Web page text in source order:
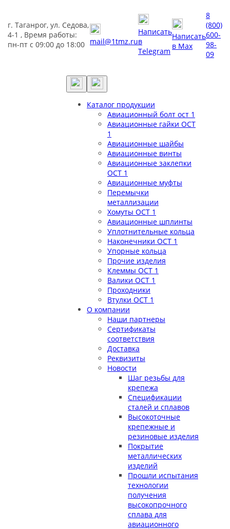
г. Таганрог, ул. Седова,
4-1 , Время работы:
пн-пт с 09:00 до 18:00 mail@1tmz.ru
Написать
в
Telegram
Написать
в Max
8
(800)
600-
98-
09
Каталог продукции
Авиационный болт ост 1
Авиационные гайки ОСТ
1
Авиационные шайбы
Авиационные винты
Авиационные заклепки
ОСТ 1
Авиационные муфты
Перемычки
металлизации
Хомуты ОСТ 1
Авиационные шплинты
Уплотнительные кольца
Наконечники ОСТ 1
Упорные кольца
Прочие изделия
Клеммы ОСТ 1
Валики ОСТ 1
Проходники
Втулки ОСТ 1
О компании
Наши партнеры
Сертификаты
соответствия
Доставка
Реквизиты
Новости
Шаг резьбы для
крепежа
Спецификации
сталей и сплавов
Высокоточные
крепежные и
резиновые изделия
Покрытие
металлических
изделий
Прошли испытания
технологии
получения
высокопрочного
сплава для
авиационного